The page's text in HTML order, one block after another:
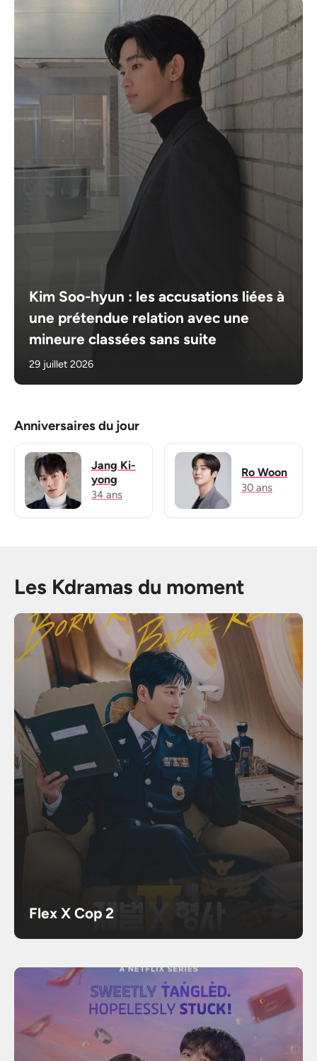
Kim Soo-hyun : les accusations liées à
une prétendue relation avec une
mineure classées sans suite
29 juillet 2026
Anniversaires du jour
Jang Ki-
yong
34 ans
Ro Woon
30 ans
Les Kdramas du moment
Flex X Cop 2